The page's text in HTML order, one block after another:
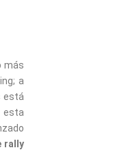
más
a
está
esta
rally